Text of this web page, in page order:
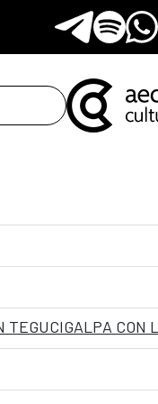
Telegram
Spotify